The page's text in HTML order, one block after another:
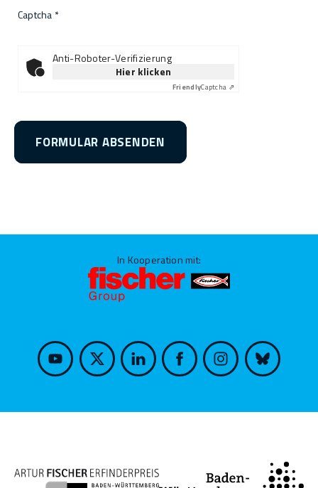
Captcha *
Anti-Roboter-Verifizierung
Hier klicken
FriendlyCaptcha ⇗
FORMULAR ABSENDEN
In Kooperation mit: